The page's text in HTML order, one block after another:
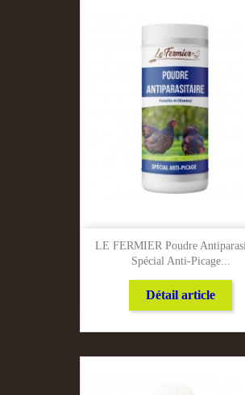
LE FERMIER Poudre
Spécial Anti-Picage...
Détail article